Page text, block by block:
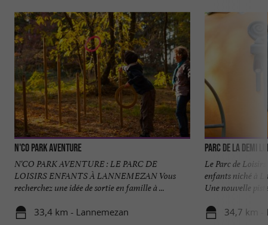
N'Co Park Aventure
N'CO PARK AVENTURE : LE PARC DE
LOISIRS ENFANTS À LANNEMEZAN Vous
recherchez une idée de sortie en famille à ...
33,4 km - Lannemezan
Parc de la Demi
Le Parc de
enfants niché à
Une nouvelle
34,7 km -